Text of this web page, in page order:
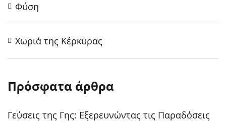
Φύση
Χωριά της Κέρκυρας
Πρόσφατα άρθρα
Γεύσεις της Γης: Εξερευνώντας τις Παραδόσεις